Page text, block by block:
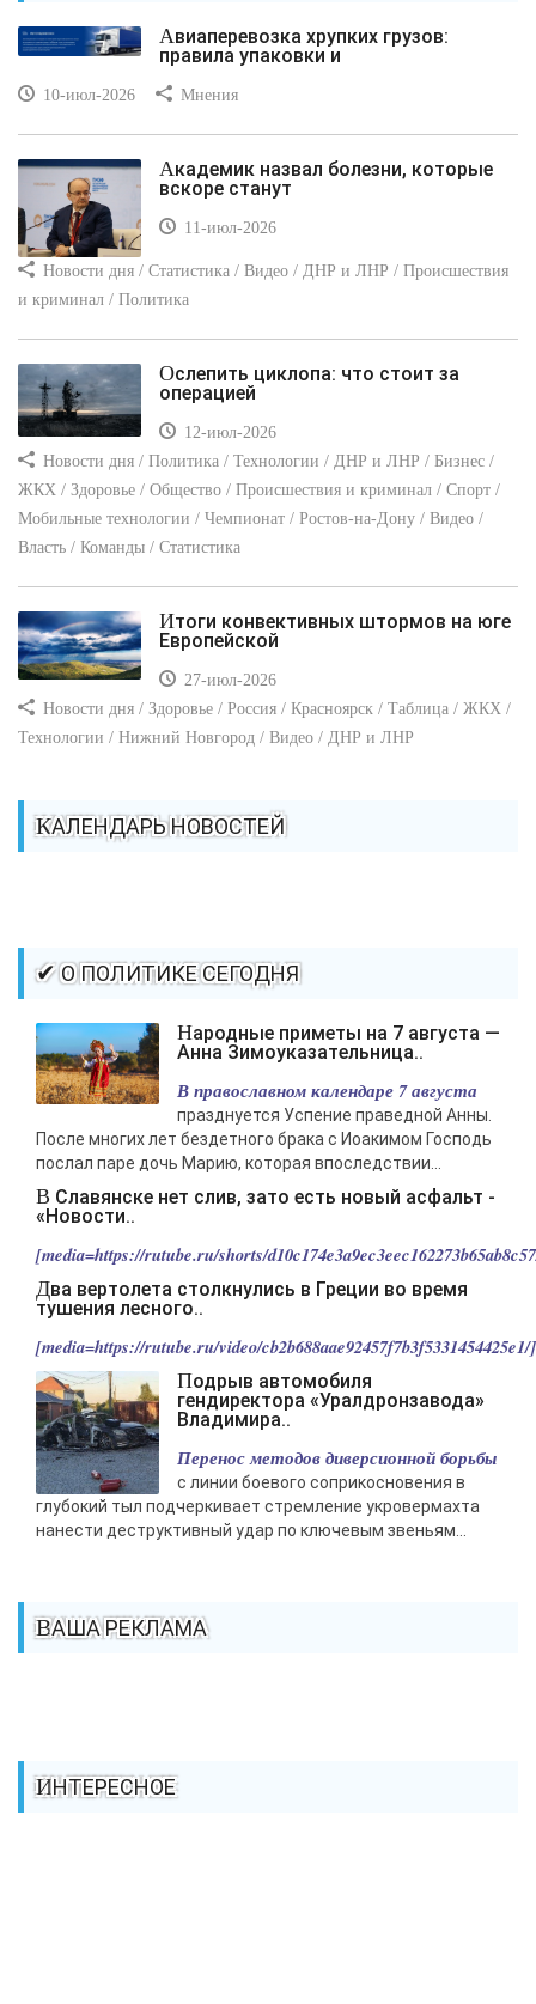
Авиаперевозка хрупких грузов:
правила упаковки и
10-июл-2026 Мнения
Академик назвал болезни, которые
вскоре станут
11-июл-2026
Новости дня / Статистика / Видео / ДНР и ЛНР / Происшествия
и криминал / Политика
Ослепить циклопа: что стоит за
операцией
12-июл-2026
Новости дня / Политика / Технологии / ДНР и ЛНР / Бизнес /
ЖКХ / Здоровье / Общество / Происшествия и криминал / Спорт /
Мобильные технологии / Чемпионат / Ростов-на-Дону / Видео /
Власть / Команды / Статистика
Итоги конвективных штормов на юге
Европейской
27-июл-2026
Новости дня / Здоровье / Россия / Красноярск / Таблица / ЖКХ /
Технологии / Нижний Новгород / Видео / ДНР и ЛНР
КАЛЕНДАРЬ НОВОСТЕЙ
✔ О ПОЛИТИКЕ СЕГОДНЯ
Народные приметы на 7 августа —
Анна Зимоуказательница..
В православном календаре 7 августа
празднуется Успение праведной Анны.
После многих лет бездетного брака с Иоакимом Господь
послал паре дочь Марию, которая впоследствии...
В Славянске нет слив, зато есть новый асфальт -
«Новости..
[media=https://rutube.ru/shorts/
Два вертолета столкнулись в Греции во время
тушения лесного..
[media=https://rutube.ru/video/
Подрыв автомобиля
гендиректора «Уралдронзавода»
Владимира..
Перенос методов диверсионной борьбы
с линии боевого соприкосновения в
глубокий тыл подчеркивает стремление укровермахта
нанести деструктивный удар по ключевым звеньям...
ВАША РЕКЛАМА
ИНТЕРЕСНОЕ